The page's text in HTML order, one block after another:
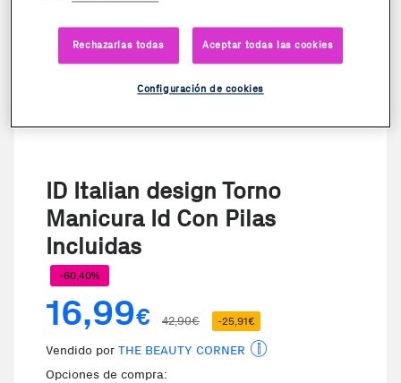
ID Italian design Torno
Manicura Id Con Pilas
Incluidas
-60,40%
16,99€ 42,90€ -25,91€
Vendido por THE BEAUTY CORNER
Opciones de compra:
Rechazarlas todas Aceptar todas las cookies
Configuración de cookies